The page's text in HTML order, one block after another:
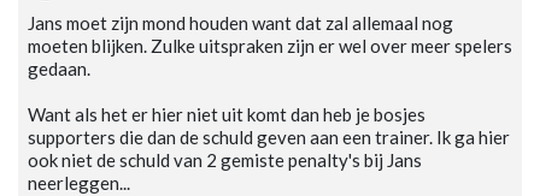
Jans moet zijn mond houden want dat zal allemaal nog
moeten blijken. Zulke uitspraken zijn er wel over meer spelers
gedaan.
Want als het er hier niet uit komt dan heb je bosjes
supporters die dan de schuld geven aan een trainer. Ik ga hier
ook niet de schuld van 2 gemiste penalty's bij Jans
neerleggen...